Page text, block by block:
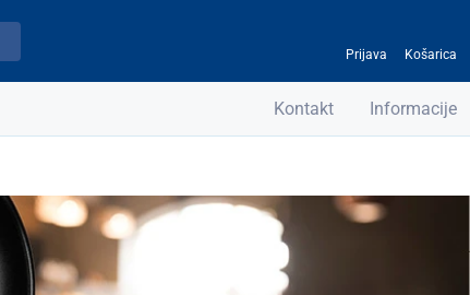
Prijava Košarica
Kontakt Informacije